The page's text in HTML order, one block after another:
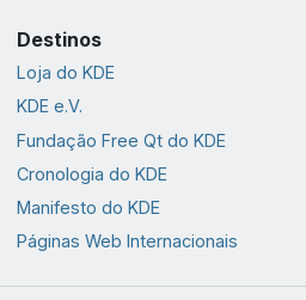
Destinos
Loja do KDE
KDE e.V.
Fundação Free Qt do KDE
Cronologia do KDE
Manifesto do KDE
Páginas Web Internacionais